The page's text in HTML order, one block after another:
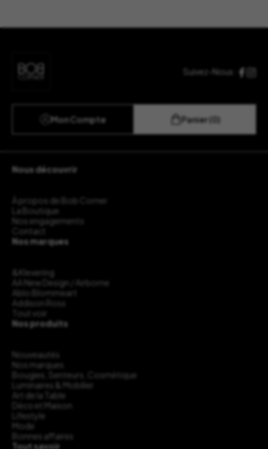
Suivez-Nous :
Mon Compte Panier (0)
Nous découvrir
À propos de Bob Corner
La Boutique
Nos engagements
Contact
Nos marques
&Klevering
AA New Design / Airborne
Ablo Blommeart
Addison Ross
Tout voir
Nos produits
Nouveautés
Nos marques
Bougies, Senteurs, Cosmétique
Luminaires & Mobilier
Art de la Table
Déco et Maison
Lifestyle
Mode
Bonnes affaires
Tout savoir